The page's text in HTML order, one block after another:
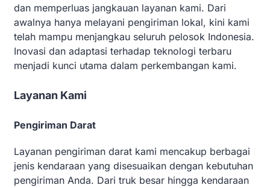
dan memperluas jangkauan layanan kami. Dari
awalnya hanya melayani pengiriman lokal, kini kami
telah mampu menjangkau seluruh pelosok Indonesia.
Inovasi dan adaptasi terhadap teknologi terbaru
menjadi kunci utama dalam perkembangan kami.
Layanan Kami
Pengiriman Darat
Layanan pengiriman darat kami mencakup berbagai
jenis kendaraan yang disesuaikan dengan kebutuhan
pengiriman Anda. Dari truk besar hingga kendaraan